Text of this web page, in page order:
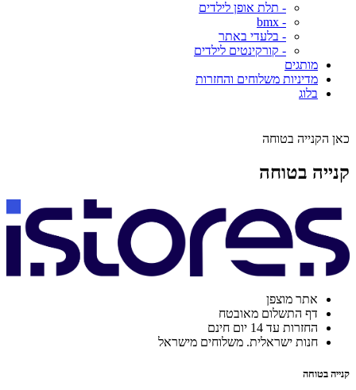
- תלת אופן לילדים
- bmx
- בלעדי באתר
- קורקינטים לילדים
מותגים
מדיניות משלוחים והחזרות
בלוג
כאן הקנייה בטוחה
קנייה בטוחה
אתר מוצפן
דף התשלום מאובטח
החזרות עד 14 יום חינם
חנות ישראלית. משלוחים מישראל
קנייה בטוחה